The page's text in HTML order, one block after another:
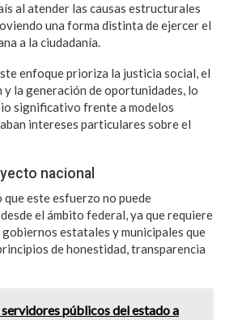
al atender las causas estructurales
una forma distinta de ejercer el
a la ciudadanía.
enfoque prioriza la justicia social, el
la generación de oportunidades, lo
significativo frente a modelos
intereses particulares sobre el
nacional
este esfuerzo no puede
el ámbito federal, ya que requiere
estatales y municipales que
de honestidad, transparencia
servidores públicos del estado a